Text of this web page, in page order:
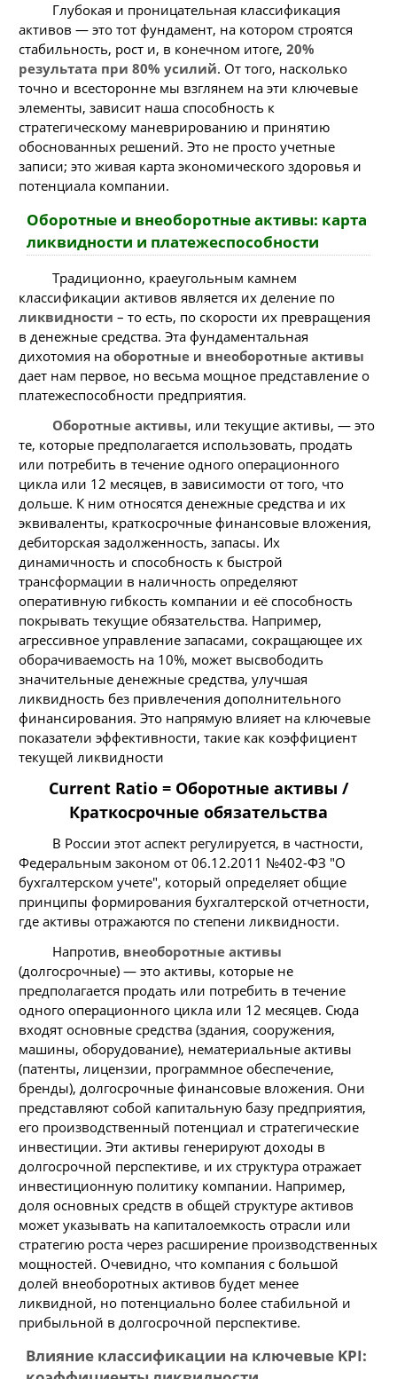
Глубокая и проницательная классификация
активов — это тот фундамент, на котором строятся
стабильность, рост и, в конечном итоге, 20%
результата при 80% усилий. От того, насколько
точно и всесторонне мы взглянем на эти ключевые
элементы, зависит наша способность к
стратегическому маневрированию и принятию
обоснованных решений. Это не просто учетные
записи; это живая карта экономического здоровья и
потенциала компании.
Оборотные и внеоборотные активы: карта
ликвидности и платежеспособности
Традиционно, краеугольным камнем
классификации активов является их деление по
ликвидности – то есть, по скорости их превращения
в денежные средства. Эта фундаментальная
дихотомия на оборотные и внеоборотные активы
дает нам первое, но весьма мощное представление о
платежеспособности предприятия.
Оборотные активы, или текущие активы, — это
те, которые предполагается использовать, продать
или потребить в течение одного операционного
цикла или 12 месяцев, в зависимости от того, что
дольше. К ним относятся денежные средства и их
эквиваленты, краткосрочные финансовые вложения,
дебиторская задолженность, запасы. Их
динамичность и способность к быстрой
трансформации в наличность определяют
оперативную гибкость компании и её способность
покрывать текущие обязательства. Например,
агрессивное управление запасами, сокращающее их
оборачиваемость на 10%, может высвободить
значительные денежные средства, улучшая
ликвидность без привлечения дополнительного
финансирования. Это напрямую влияет на ключевые
показатели эффективности, такие как коэффициент
текущей ликвидности
Current Ratio = Оборотные активы /
Краткосрочные обязательства
В России этот аспект регулируется, в частности,
Федеральным законом от 06.12.2011 №402-ФЗ "О
бухгалтерском учете", который определяет общие
принципы формирования бухгалтерской отчетности,
где активы отражаются по степени ликвидности.
Напротив, внеоборотные активы
(долгосрочные) — это активы, которые не
предполагается продать или потребить в течение
одного операционного цикла или 12 месяцев. Сюда
входят основные средства (здания, сооружения,
машины, оборудование), нематериальные активы
(патенты, лицензии, программное обеспечение,
бренды), долгосрочные финансовые вложения. Они
представляют собой капитальную базу предприятия,
его производственный потенциал и стратегические
инвестиции. Эти активы генерируют доходы в
долгосрочной перспективе, и их структура отражает
инвестиционную политику компании. Например,
доля основных средств в общей структуре активов
может указывать на капиталоемкость отрасли или
стратегию роста через расширение производственных
мощностей. Очевидно, что компания с большой
долей внеоборотных активов будет менее
ликвидной, но потенциально более стабильной и
прибыльной в долгосрочной перспективе.
Влияние классификации на ключевые KPI: